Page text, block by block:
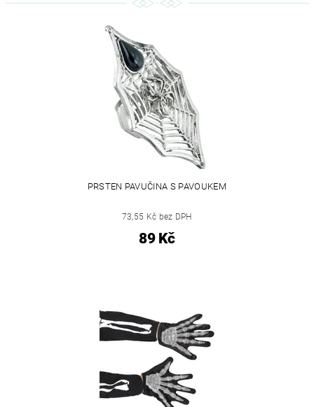
PRSTEN PAVUČINA S PAVOUKEM
73,55 Kč bez DPH
89 Kč